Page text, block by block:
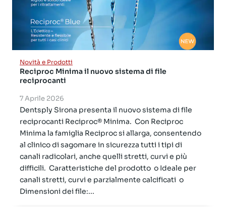
Novità e Prodotti
Reciproc Minima il nuovo sistema di file
reciprocanti
7 Aprile 2026
Dentsply Sirona presenta il nuovo sistema di file
reciprocanti Reciproc® Minima. Con Reciproc
Minima la famiglia Reciproc si allarga, consentendo
al clinico di sagomare in sicurezza tutti i tipi di
canali radicolari, anche quelli stretti, curvi e più
difficili. Caratteristiche del prodotto o Ideale per
canali stretti, curvi e parzialmente calcificati o
Dimensioni dei file:...